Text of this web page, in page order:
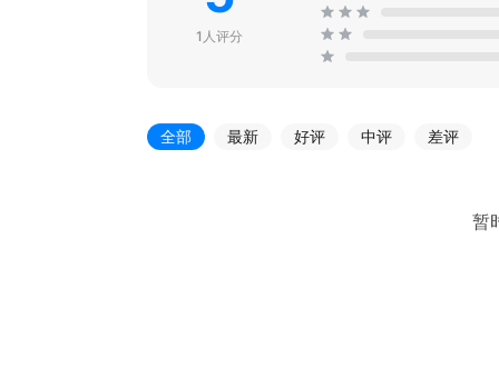
1人评分
全部 最新 好评 中评 差评